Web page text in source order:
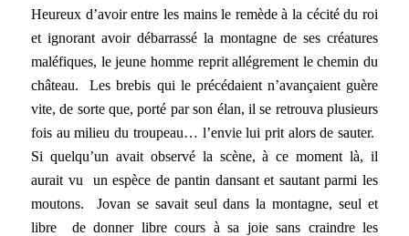
Heureux d’avoir entre les mains le remède à la cécité du roi
et ignorant avoir débarrassé la montagne de ses créatures
maléfiques, le jeune homme reprit allégrement le chemin du
château. Les brebis qui le précédaient n’avançaient guère
vite, de sorte que, porté par son élan, il se retrouva plusieurs
fois au milieu du troupeau… l’envie lui prit alors de sauter.
Si quelqu’un avait observé la scène, à ce moment là, il
aurait vu un espèce de pantin dansant et sautant parmi les
moutons. Jovan se savait seul dans la montagne, seul et
libre de donner libre cours à sa joie sans craindre les